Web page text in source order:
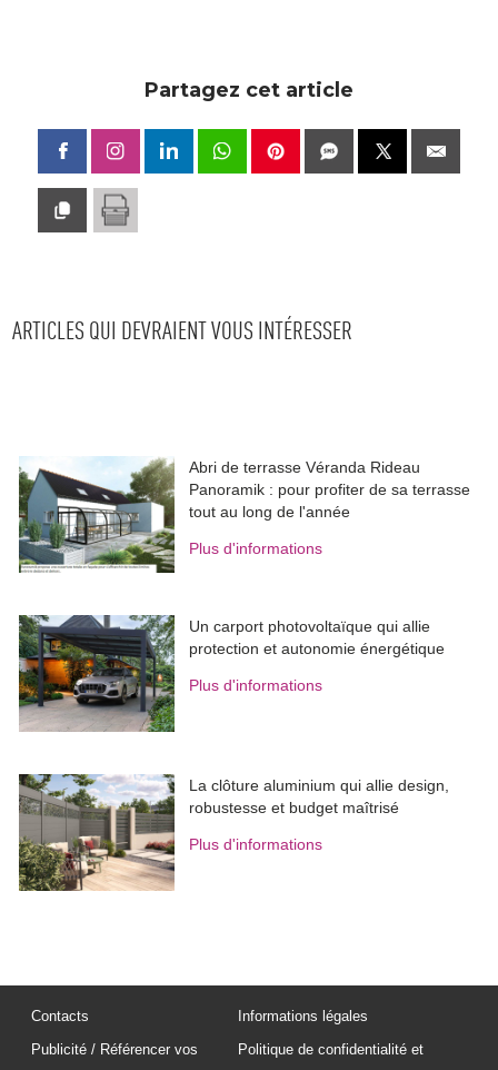
Partagez cet article
ARTICLES QUI DEVRAIENT VOUS INTÉRESSER
Abri de terrasse Véranda Rideau
Panoramik : pour profiter de sa terrasse
tout au long de l'année
Plus d'informations
Un carport photovoltaïque qui allie
protection et autonomie énergétique
Plus d'informations
La clôture aluminium qui allie design,
robustesse et budget maîtrisé
Plus d'informations
Contacts
Publicité / Référencer vos
Informations légales
Politique de confidentialité et